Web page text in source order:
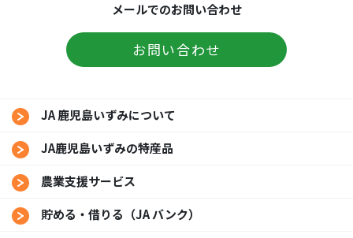
メールでのお問い合わせ
お問い合わせ
JA 鹿児島いずみについて
JA鹿児島いずみの特産品
農業支援サービス
貯める・借りる（JA バンク）